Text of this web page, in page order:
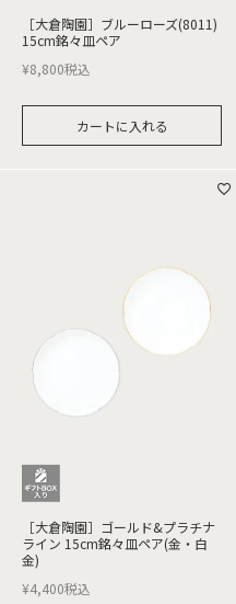
［大倉陶園］ブルーローズ(8011)
15cm銘々皿ペア
¥8,800税込
カートに入れる
［大倉陶園］ゴールド&プラチナ
ライン 15cm銘々皿ペア(金・白
金)
¥4,400税込